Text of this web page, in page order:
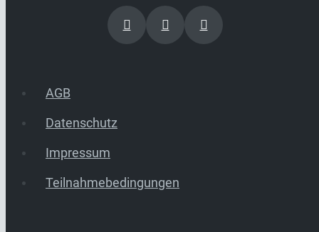
AGB
Datenschutz
Impressum
Teilnahmebedingungen